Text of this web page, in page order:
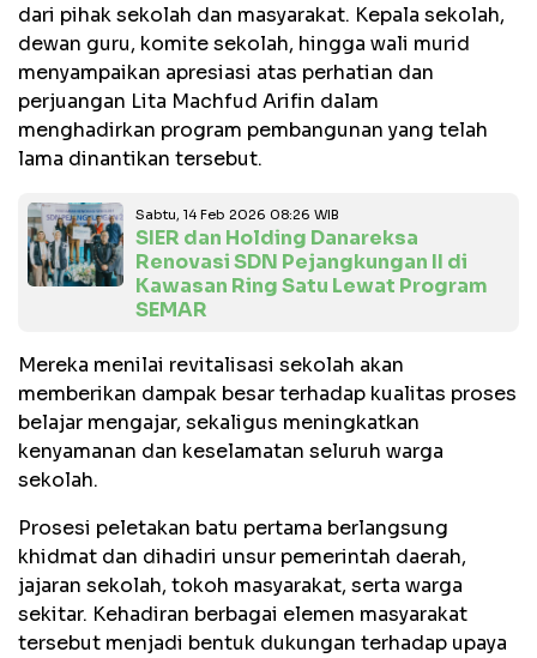
dari pihak sekolah dan masyarakat. Kepala sekolah,
dewan guru, komite sekolah, hingga wali murid
menyampaikan apresiasi atas perhatian dan
perjuangan Lita Machfud Arifin dalam
menghadirkan program pembangunan yang telah
lama dinantikan tersebut.
Sabtu, 14 Feb 2026 08:26 WIB
SIER dan Holding Danareksa
Renovasi SDN Pejangkungan II di
Kawasan Ring Satu Lewat Program
SEMAR
Mereka menilai revitalisasi sekolah akan
memberikan dampak besar terhadap kualitas proses
belajar mengajar, sekaligus meningkatkan
kenyamanan dan keselamatan seluruh warga
sekolah.
Prosesi peletakan batu pertama berlangsung
khidmat dan dihadiri unsur pemerintah daerah,
jajaran sekolah, tokoh masyarakat, serta warga
sekitar. Kehadiran berbagai elemen masyarakat
tersebut menjadi bentuk dukungan terhadap upaya